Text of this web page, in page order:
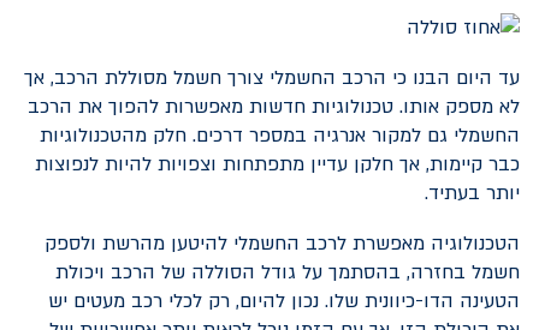
עד היום הבנו כי הרכב החשמלי צורך חשמל מסוללת הרכב, אך
לא מספק אותו. טכנולוגיות חדשות מאפשרות להפוך את הרכב
החשמלי גם למקור אנרגיה במספר דרכים. חלק מהטכנולוגיות
כבר קיימות, אך חלקן עדיין מתפתחות וצפויות להיות לנפוצות
יותר בעתיד.
הטכנולוגיה מאפשרת לרכב החשמלי להיטען מהרשת ולספק
חשמל בחזרה, בהסתמך על גודל הסוללה של הרכב ויכולת
הטעינה הדו-כיוונית שלו. נכון להיום, רק לכלי רכב מעטים יש